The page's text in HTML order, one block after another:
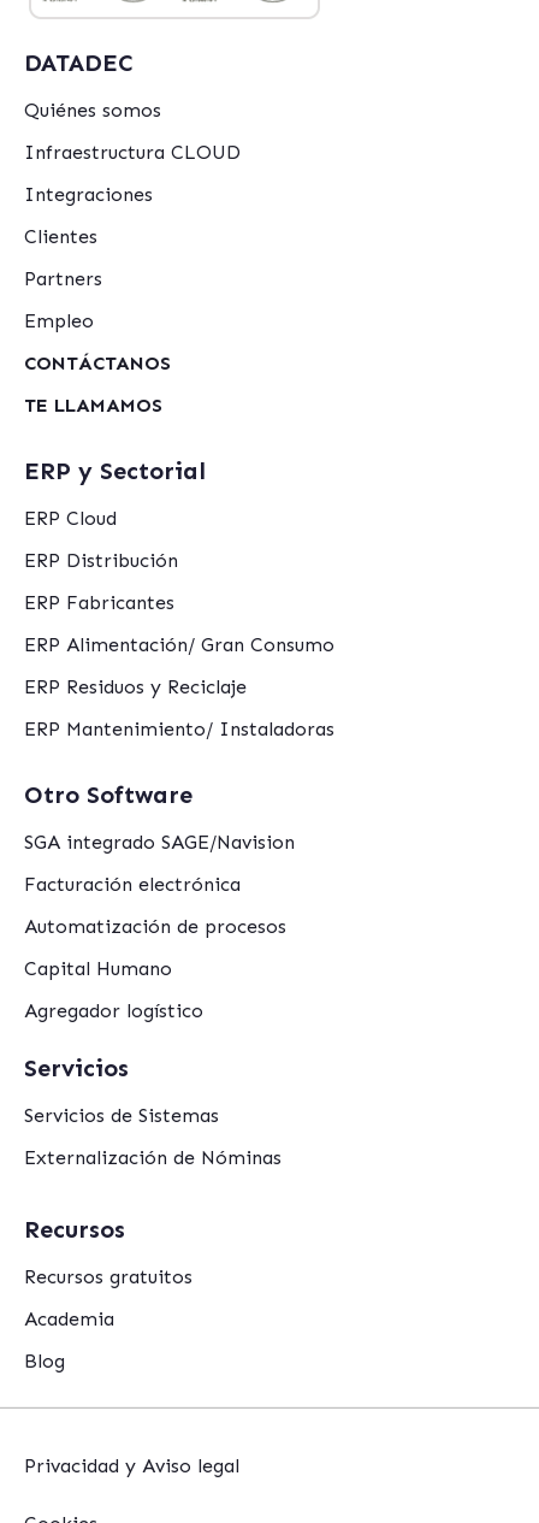
DATADEC
Quiénes somos
Infraestructura CLOUD
Integraciones
Clientes
Partners
Empleo
CONTÁCTANOS
TE LLAMAMOS
ERP y Sectorial
ERP Cloud
ERP Distribución
ERP Fabricantes
ERP Alimentación/ Gran Consumo
ERP Residuos y Reciclaje
ERP Mantenimiento/ Instaladoras
Otro Software
SGA integrado SAGE/Navision
Facturación electrónica
Automatización de procesos
Capital Humano
Agregador logístico
Servicios
Servicios de Sistemas
Externalización de Nóminas
Recursos
Recursos gratuitos
Academia
Blog
Privacidad y Aviso legal